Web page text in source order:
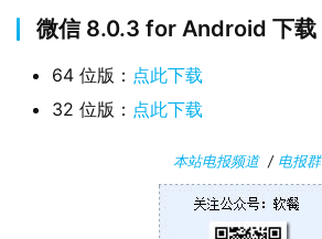
软
微信 8.0.3 for Android 下载
64 位版： 点此下载
32 位版： 点此下载
本站电报频道/ 电报群